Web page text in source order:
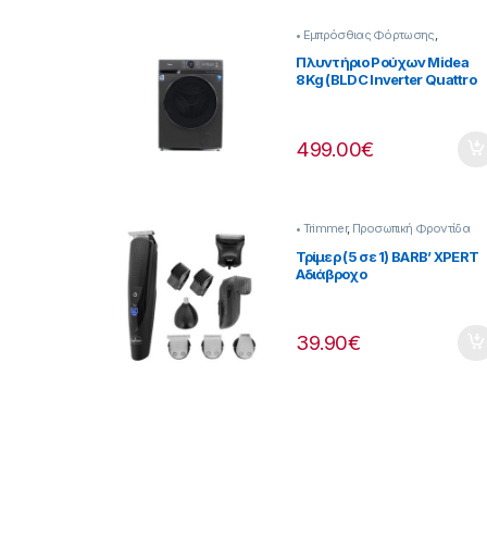
• Εμπρόσθιας Φόρτωσης
Πλυντήρια & Στεγνωτήρια
Πλυντήριο Ρούχων Midea
8Kg (BLDC Inverter Quattro
499.00€
• Trimmer, Προσωπική Φροντίδα
Τρίμερ (5 σε 1) BARB’ XPERT
Αδιάβροχο
39.90€